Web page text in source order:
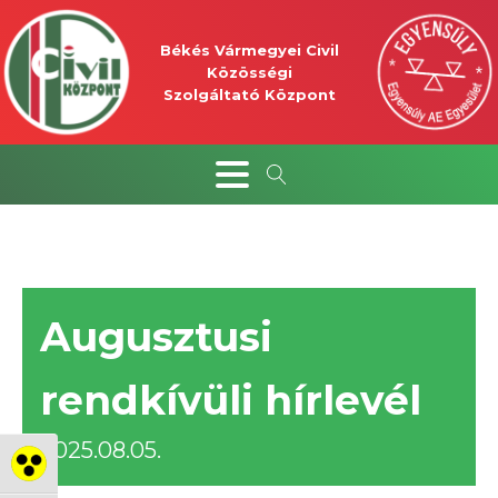
Nagy kontraszt váltása
Békés Vármegyei Civil
Közösségi
Szolgáltató Központ
Augusztusi
rendkívüli hírlevél
2025.08.05.